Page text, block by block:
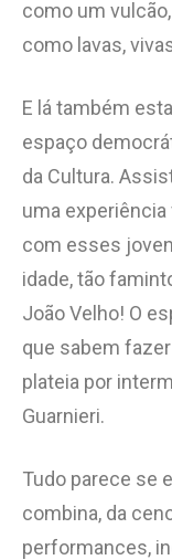
como um
como lavas,
E lá também
espaço
da Cultura.
uma
com esses
idade, tão
João Velho! O
que sabem
plateia por
Guarnieri.
Tudo parece se
combina, da
performances,